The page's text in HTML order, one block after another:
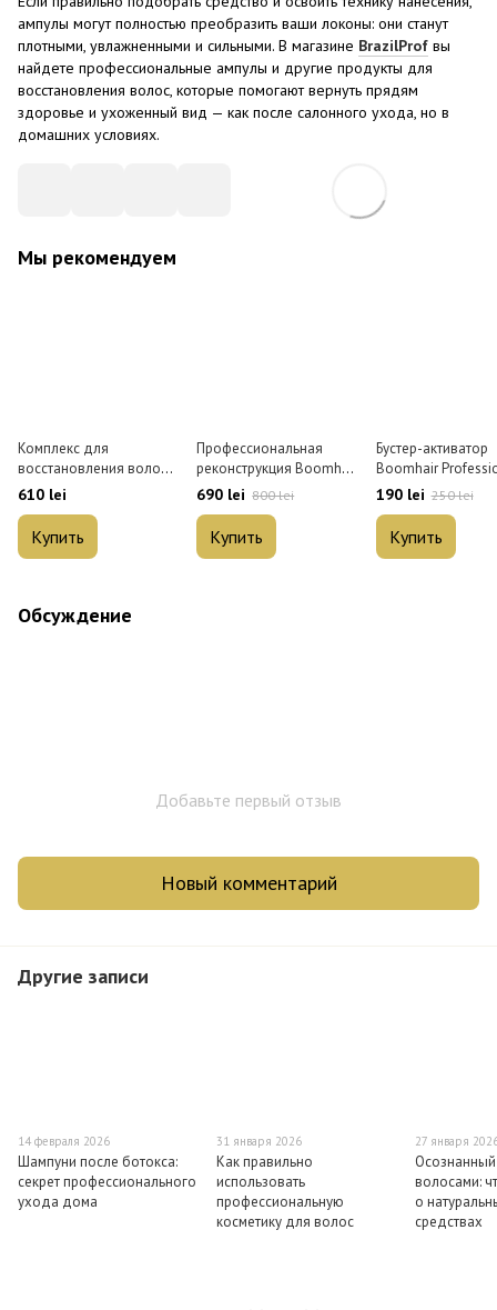
ампулы могут полностью преобразить ваши локоны: они станут
плотными, увлажненными и сильными. В магазине BrazilProf вы
найдете профессиональные ампулы и другие продукты для
восстановления волос, которые помогают вернуть прядям
здоровье и ухоженный вид — как после салонного ухода, но в
домашних условиях.
Мы рекомендуем
Комплекс для
восстановления волос
Boomhair Professional
610 lei
Купить
Профессиональная
реконструкция Boomhair
Professional Silk
350 мл
690 lei 800 lei
Купить
Бустер-активатор
Boomhair
Plex Booster для
190 lei 250 lei
Купить
Обсуждение
Добавьте первый отзыв
Новый комментарий
Другие записи
14 февраля 2026
Шампуни после ботокса:
секрет профессионального
ухода дома
31 января 2026
Как правильно
использовать
профессиональную
косметику для волос
27 января
волосами:
о
средствах